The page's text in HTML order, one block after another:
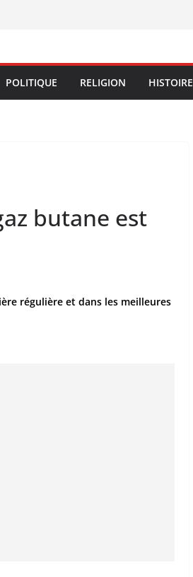
POLITIQUE RELIGION HISTOIRE
butane est
régulière et dans les meilleures